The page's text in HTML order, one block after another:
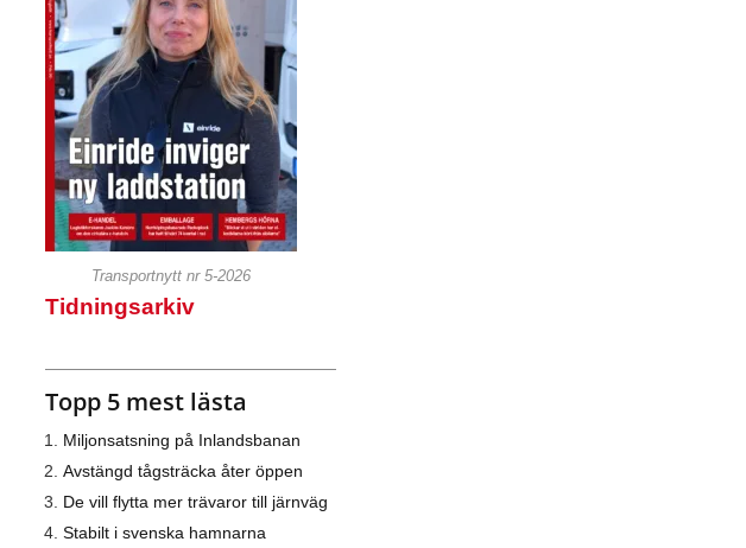
Transportnytt nr 5-2026
Tidningsarkiv
Topp 5 mest lästa
Miljonsatsning på Inlandsbanan
Avstängd tågsträcka åter öppen
De vill flytta mer trävaror till järnväg
Stabilt i svenska hamnarna